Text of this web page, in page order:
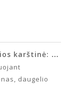
Rugsėjo 1-osios karštinė: kaip tėvams ir vaikams suvaldyti artėjančių mokslo metų įtampą?
daugelio